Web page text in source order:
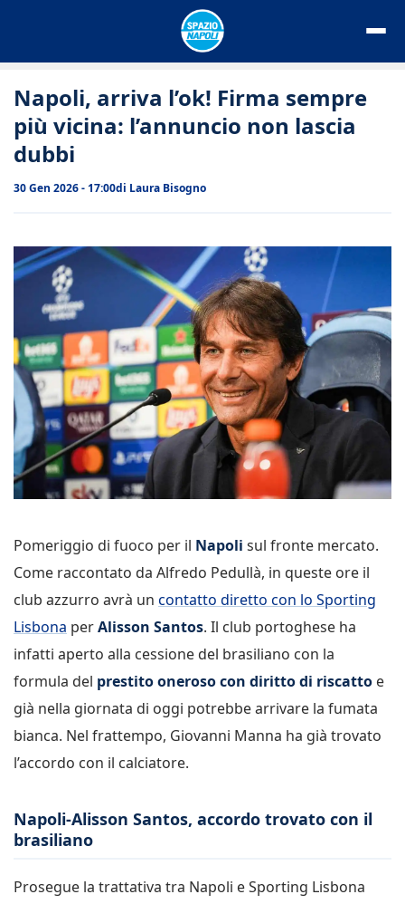
Napoli, arriva l’ok! Firma sempre
più vicina: l’annuncio non lascia
dubbi
30 Gen 2026 - 17:00di Laura Bisogno
Pomeriggio di fuoco per il Napoli sul fronte mercato.
Come raccontato da Alfredo Pedullà, in queste ore il
club azzurro avrà un contatto diretto con lo Sporting
Lisbona perAlisson Santos. Il club portoghese ha
infatti aperto alla cessione del brasiliano con la
formula del prestito oneroso con diritto di riscatto e
già nella giornata di oggi potrebbe arrivare la fumata
bianca. Nel frattempo, Giovanni Manna ha già trovato
l’accordo con il calciatore.
Napoli-Alisson Santos, accordo trovato con il
brasiliano
Prosegue la trattativa tra Napoli e Sporting Lisbona